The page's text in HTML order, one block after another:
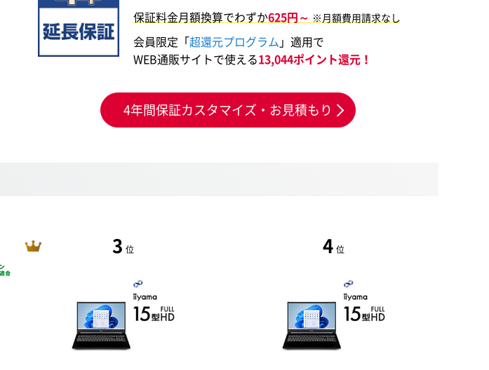
保証料金月額換算でわずか625円～ ※月額費用請求なし
会員限定「超還元プログラム 」適用で
WEB通販サイトで使える13,044ポイント還元！
4年間保証カスタマイズ・お見積もり
3 位 4 位